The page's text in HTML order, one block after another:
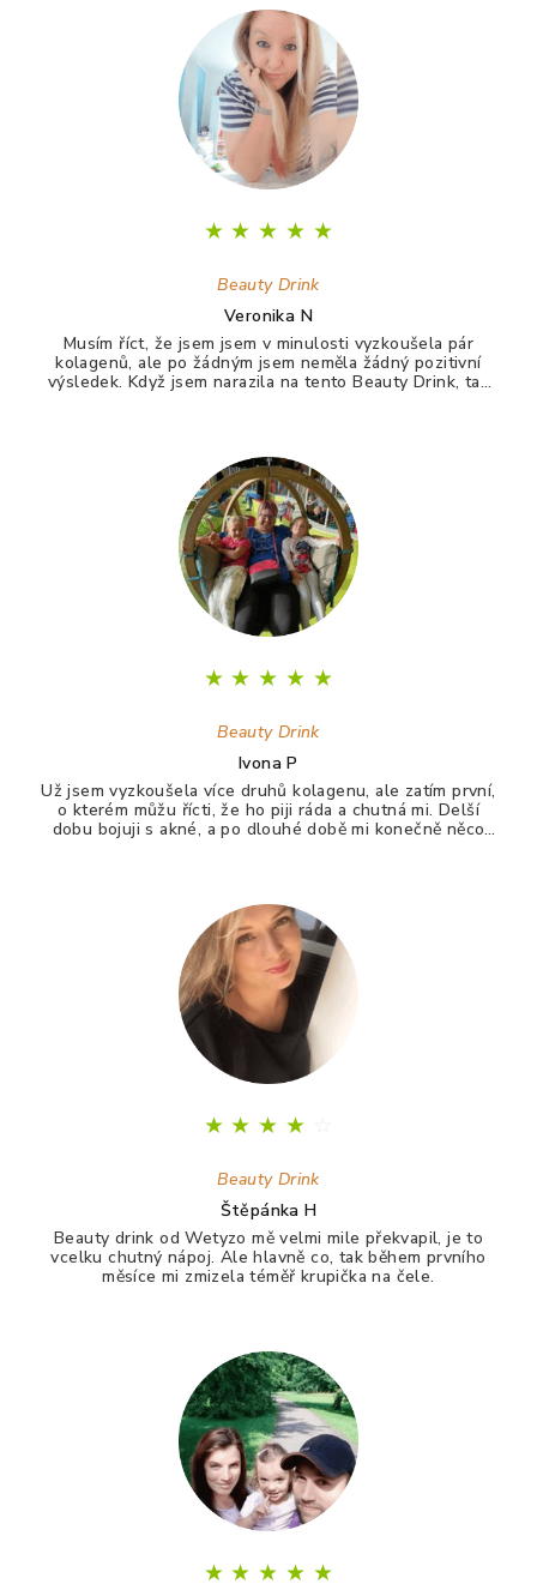
★ ★ ★ ★ ★
Beauty Drink
Veronika N
Musím říct, že jsem jsem v minulosti vyzkoušela pár
kolagenů, ale po žádným jsem neměla žádný pozitivní
výsledek. Když jsem narazila na tento Beauty Drink, tak
★ ★ ★ ★ ★
Beauty Drink
Ivona P
Už jsem vyzkoušela více druhů kolagenu, ale zatím první,
o kterém můžu řícti, že ho piji ráda a chutná mi. Delší
dobu bojuji s akné, a po dlouhé době mi konečně něco
★ ★ ★ ★
Beauty Drink
Štěpánka H
Beauty drink od Wetyzo mě velmi mile překvapil, je to
vcelku chutný nápoj. Ale hlavně co, tak během prvního
měsíce mi zmizela téměř krupička na čele.
★ ★ ★ ★ ★